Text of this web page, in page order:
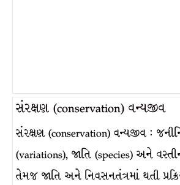
સંરક્ષણ (conservation) વન્યજીવ
સંરક્ષણ (conservation) વન્યજીવ :
(variations), જાતિ (species) અને
તેમજ જાતિ અને નિવસનતંત્રમાં થતી